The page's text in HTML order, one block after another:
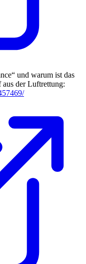
und warum ist das
der Luftrettung: